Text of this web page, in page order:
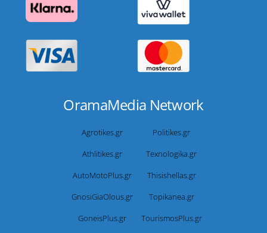
OramaMedia Network
Agrotikes.gr
Politikes.gr
Athlitikes.gr
Texnologika.gr
AutoMotoPlus.gr
Thisishellas.gr
GnosiGiaOlous.gr
Topikanea.gr
GoneisPlus.gr
TourismosPlus.gr